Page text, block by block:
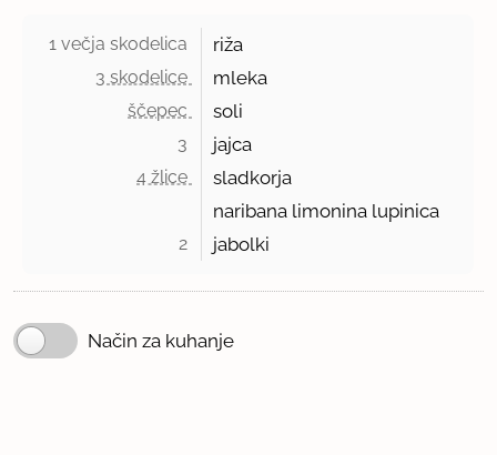
1 večja skodelica riža
3 skodelice mleka
ščepec soli
3 jajca
4 žlice
sladkorja
naribana limonina lupinica
2 jabolki
Način za kuhanje